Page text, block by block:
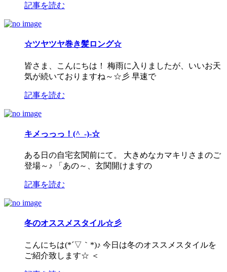
記事を読む
☆ツヤツヤ巻き髪ロング☆
皆さま、こんにちは！ 梅雨に入りましたが、いいお天
気が続いておりますね～☆彡 早速で
記事を読む
キメっっっ！(^_-)-☆
ある日の自宅玄関前にて。 大きめなカマキリさまのご
登場～♪ 「あの～、玄関開けますの
記事を読む
冬のオススメスタイル☆彡
こんにちは(*´▽｀*)♪ 今日は冬のオススメスタイルを
ご紹介致します☆ ＜